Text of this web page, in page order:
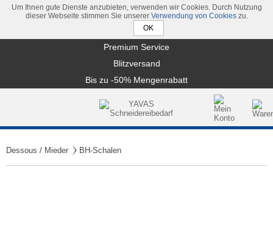
Um Ihnen gute Dienste anzubieten, verwenden wir Cookies. Durch Nutzung
dieser Webseite stimmen Sie unserer Verwendung von Cookieszu.
Premium Service
Blitzversand
Bis zu -50% Mengenrabatt
Dessous / Mieder BH-Schalen